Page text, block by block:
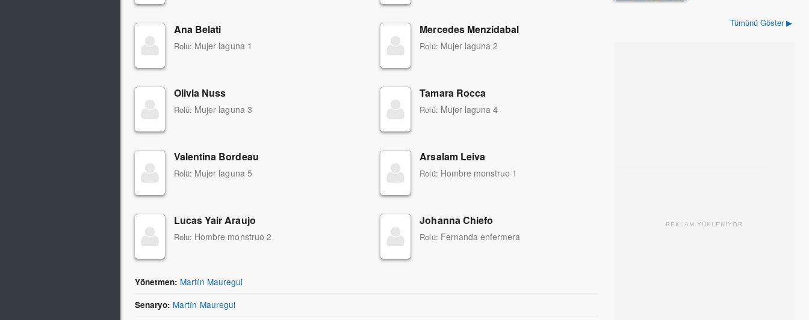
Ana Belati
Rolü: Mujer laguna 1
Mercedes Menzidabal
Rolü: Mujer laguna 2
Olivia Nuss
Rolü: Mujer laguna 3
Tamara Rocca
Rolü: Mujer laguna 4
Valentina Bordeau
Rolü: Mujer laguna 5
Arsalam Leiva
Rolü: Hombre monstruo 1
Lucas Yair Araujo
Rolü: Hombre monstruo 2
Johanna Chiefo
Rolü: Fernanda enfermera
Yönetmen: Martín Mauregui
Senaryo: Martín Mauregui
Tümünü Göster ▶
REKLAM YÜKLENİYOR